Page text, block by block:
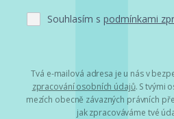
Souhlasím s podmínkami
Tvá e-mailová adresa je u nás v
zpracování osobních údajů. S tvými
mezích obecně závazných právních
jak zpracováváme tvé